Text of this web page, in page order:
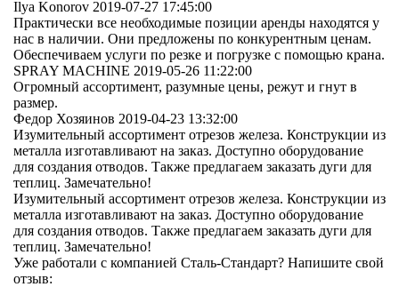
Ilya Konorov 2019-07-27 17:45:00
Практически все необходимые позиции аренды находятся у
нас в наличии. Они предложены по конкурентным ценам.
Обеспечиваем услуги по резке и погрузке с помощью крана.
SPRAY MACHINE 2019-05-26 11:22:00
Огромный ассортимент, разумные цены, режут и гнут в
размер.
Федор Хозяинов 2019-04-23 13:32:00
Изумительный ассортимент отрезов железа. Конструкции из
металла изготавливают на заказ. Доступно оборудование
для создания отводов. Также предлагаем заказать дуги для
теплиц. Замечательно!
Изумительный ассортимент отрезов железа. Конструкции из
металла изготавливают на заказ. Доступно оборудование
для создания отводов. Также предлагаем заказать дуги для
теплиц. Замечательно!
Уже работали с компанией Сталь-Стандарт? Напишите свой
отзыв: